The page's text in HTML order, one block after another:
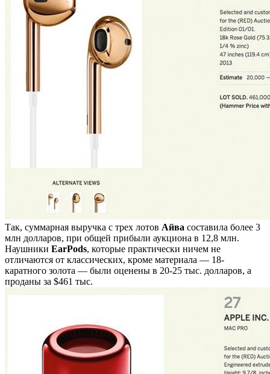
Так, суммарная выручка с трех лотов Айва составила более 3
млн долларов, при общей прибыли аукциона в 12,8 млн.
Наушники EarPods, которые практически ничем не
отличаются от классических, кроме материала — 18-
каратного золота — были оценены в 20-25 тыс. долларов, а
проданы за $461 тыс.